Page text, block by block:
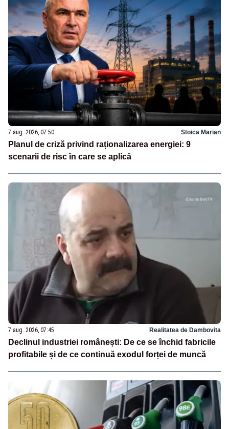
7 aug. 2026, 07:50 Stoica Marian
Planul de criză privind raționalizarea energiei: 9
scenarii de risc în care se aplică
7 aug. 2026, 07:45 Realitatea de Dambovita
Declinul industriei românești: De ce se închid fabricile
profitabile și de ce continuă exodul forței de muncă